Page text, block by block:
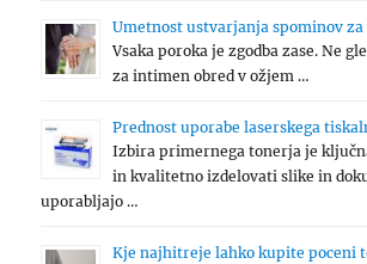
Umetnost ustvarjanja spominov
Vsaka poroka je zgodba zase. Ne
za intimen obred v ožjem …
Prednost uporabe laserskega
Izbira primernega tonerja je
in kvalitetno izdelovati slike in
uporabljajo …
Kje najhitreje lahko kupite poceni